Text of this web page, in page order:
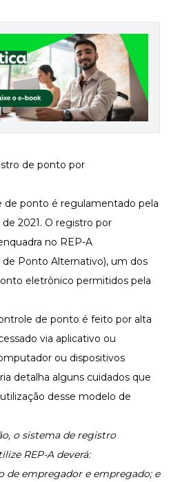
de ponto por
de ponto é regulamentado pela
2021. O registro por
no REP-A
Ponto Alternativo), um dos
eletrônico permitidos pela
de ponto é feito por alta
via aplicativo ou
ou dispositivos
detalha alguns cuidados que
desse modelo de
o sistema de registro
REP-A deverá:
empregador e empregado; e